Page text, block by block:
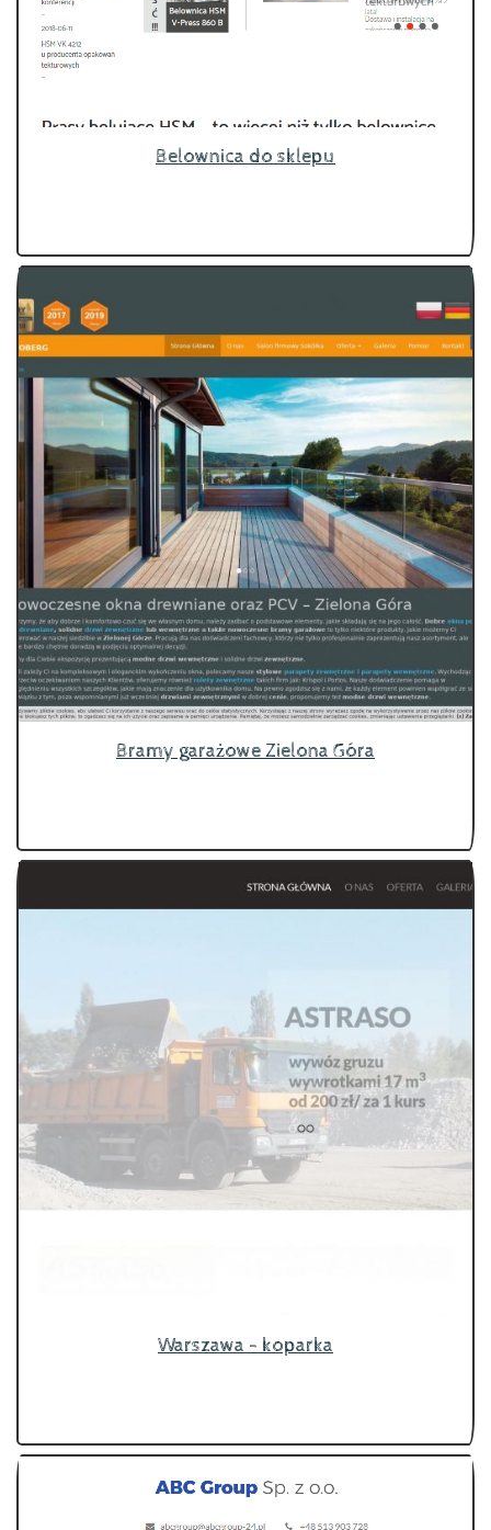
Belownica do sklepu
Bramy garażowe Zielona Góra
Warszawa - koparka